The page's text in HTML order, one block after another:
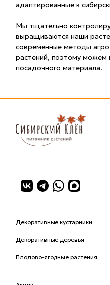
адаптированные к
Мы тщательно
выращиваются наши
современные методы
растений, поэтому можем
посадочного материала.
Декоративные кустарники
Декоративные деревья
Плодово-ягодные растения